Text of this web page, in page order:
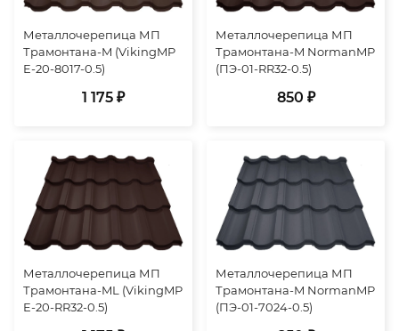
Металлочерепица МП
Трамонтана-M (VikingMP
E-20-8017-0.5)
1 175 ₽
Металлочерепица МП
Трамонтана-M NormanMP
(ПЭ-01-RR32-0.5)
850 ₽
Металлочерепица МП
Трамонтана-ML (VikingMP
E-20-RR32-0.5)
Металлочерепица МП
Трамонтана-M NormanMP
(ПЭ-01-7024-0.5)